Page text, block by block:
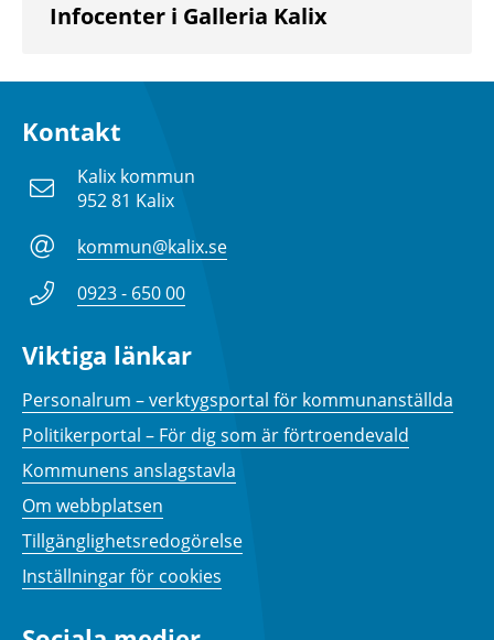
Infocenter i Galleria Kalix
Kontakt
Kalix kommun
952 81 Kalix
kommun@kalix.se
0923 - 650 00
Viktiga länkar
Personalrum – verktygsportal för kommunanställda
Politikerportal – För dig som är förtroendevald
Kommunens anslagstavla
Om webbplatsen
Tillgänglighetsredogörelse
Inställningar för cookies